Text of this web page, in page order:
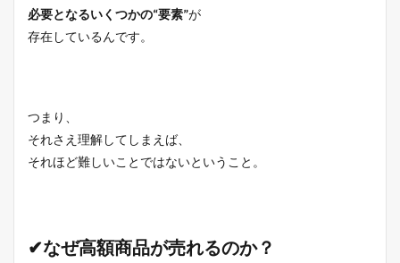
必要となるいくつかの“要素”が
存在しているんです。
つまり、
それさえ理解してしまえば、
それほど難しいことではないということ。
✔なぜ高額商品が売れるのか？